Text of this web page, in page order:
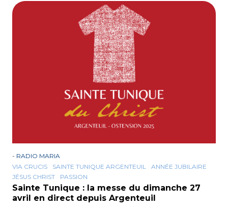
- RADIO MARIA
VIA CRUCIS
SAINTE TUNIQUE ARGENTEUIL
ANNÉE JUBILAIRE
JÉSUS CHRIST
PASSION
Sainte Tunique : la messe du dimanche 27
avril en direct depuis Argenteuil